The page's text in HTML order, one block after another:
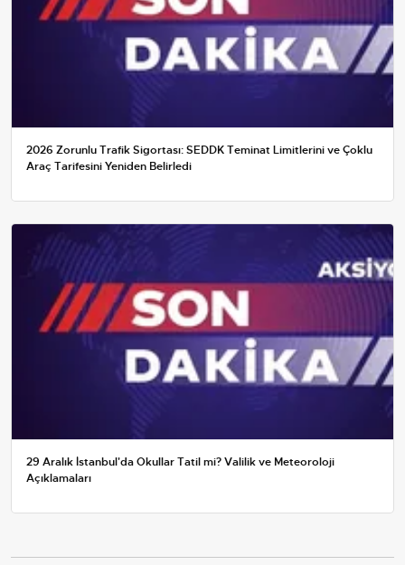
2026 Zorunlu Trafik Sigortası: SEDDK Teminat Limitlerini ve Çoklu
Araç Tarifesini Yeniden Belirledi
29 Aralık İstanbul'da Okullar Tatil mi? Valilik ve Meteoroloji
Açıklamaları